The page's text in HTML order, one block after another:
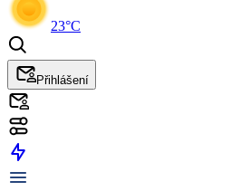
23°C
Přihlášení